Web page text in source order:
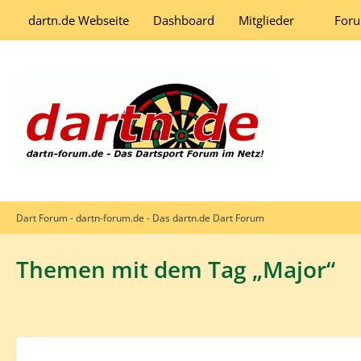
dartn.de Webseite Dashboard Mitglieder
Dart Forum - dartn-forum.de - Das dartn.de Dart Forum
Themen mit dem Tag „Major“